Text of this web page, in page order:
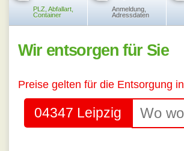
PLZ, Abfallart,
Container
Anmeldung,
Adressdaten
Wir entsorgen für Sie
Preise gelten für die Entsorgung in
04347 Leipzig